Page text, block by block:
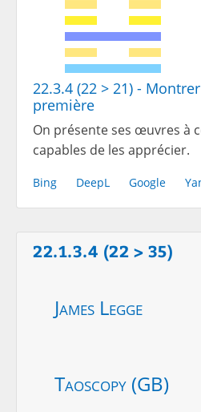
22.3.4 (22 > 21) -
première
On présente ses œuvres à
capables de les apprécier.
Bing DeepL Google
22.1.3.4 (22 > 35)
James Legge
Taoscopy (GB)